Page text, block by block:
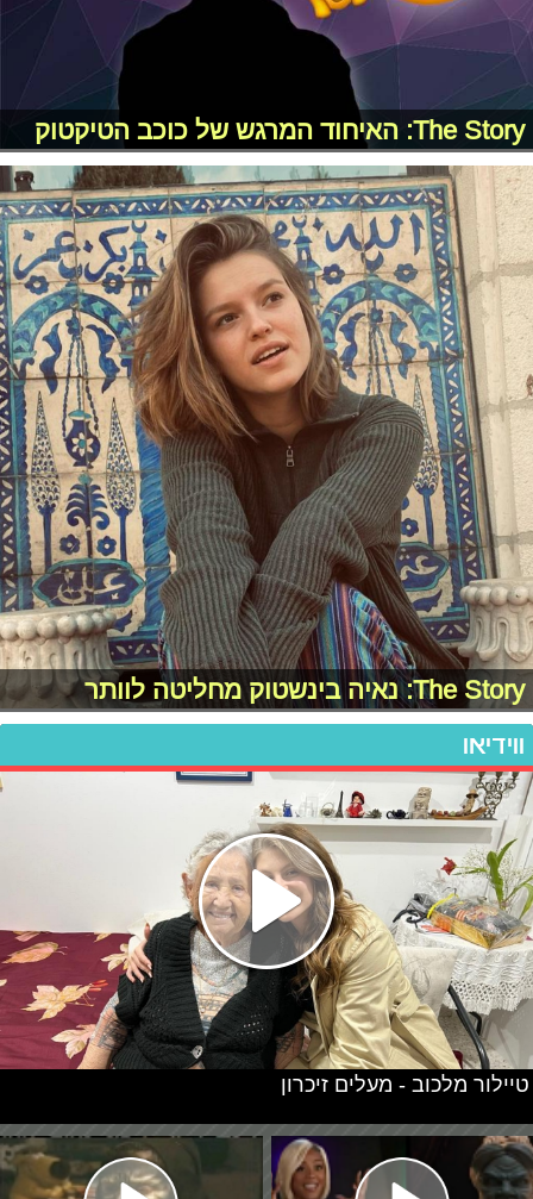
The Story: האיחוד המרגש של כוכב הטיקטוק
The Story: נאיה בינשטוק מחליטה לוותר
ווידיאו
טיילור מלכוב - מעלים זיכרון